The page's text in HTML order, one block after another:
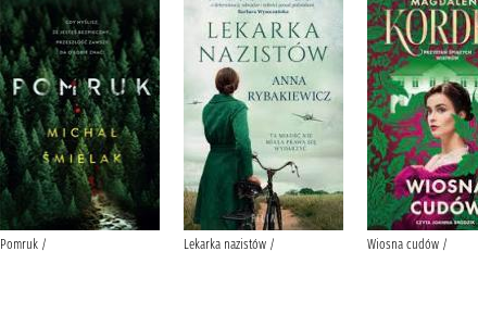
Pomruk / Lekarka nazistów / Wiosna cudów /